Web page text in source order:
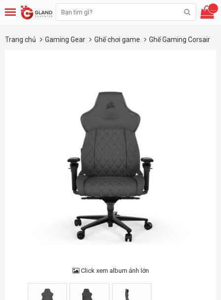
...
Trang chủ Gaming Gear Ghế chơi game Ghế Gaming Corsair
Click xem album ảnh lớn